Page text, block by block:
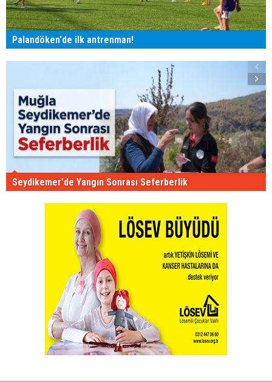
Palandöken'de ilk antrenman!
Seydikemer'de Yangın Sonrası Seferberlik